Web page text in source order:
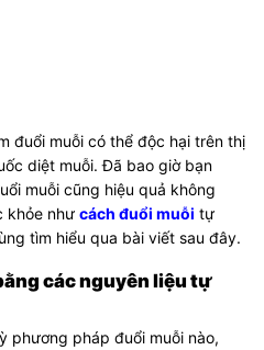
đuổi muỗi có thể độc hại trên thị
diệt muỗi. Đã bao giờ bạn
muỗi cũng hiệu quả không
khỏe như cách đuổi muỗi tự
tìm hiểu qua bài viết sau đây.
các nguyên liệu tự
phương pháp đuổi muỗi nào,